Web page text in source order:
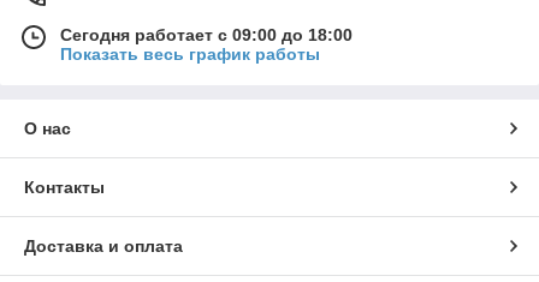
Сегодня работает с 09:00 до 18:00
Показать весь график работы
О нас
Контакты
Доставка и оплата